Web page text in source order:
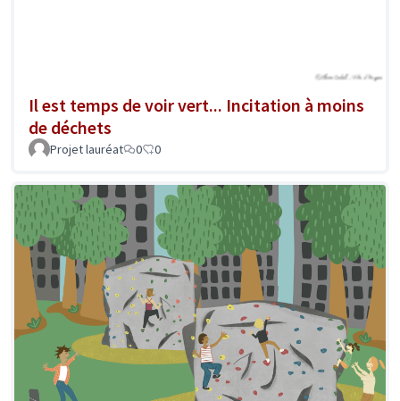
Il est temps de voir vert... Incitation à moins
de déchets
Projet lauréat 0 0